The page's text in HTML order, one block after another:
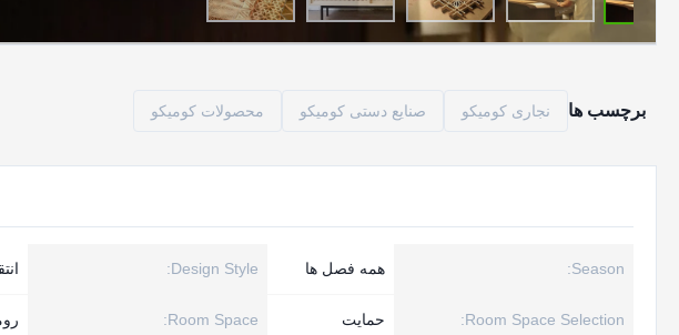
برچسب ها نجاری کومیکو صنایع دستی کومیکو محصولات کومیکو
Season: همه فصل ها Design Style:
Room Space Selection: حمایت Room Space: